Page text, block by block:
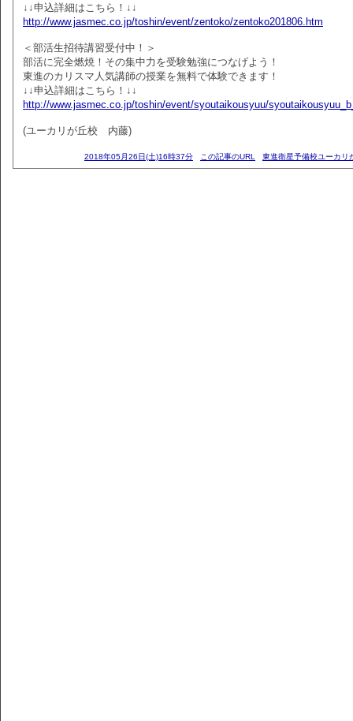
↓↓申込詳細はこちら！↓↓
http://www.jasmec.co.jp/toshin/event/zentoko/zentoko201806.htm
＜部活生招待講習受付中！＞
部活に完全燃焼！その集中力を受験勉強につなげよう！
東進のカリスマ人気講師の授業を無料で体験できます！
↓↓申込詳細はこちら！↓↓
http://www.jasmec.co.jp/toshin/event/syoutaikousyuu/
(ユーカリが丘校 内藤)
2018年05月26日(土)16時37分 この記事のURL 東進衛星予備校ユーカリ